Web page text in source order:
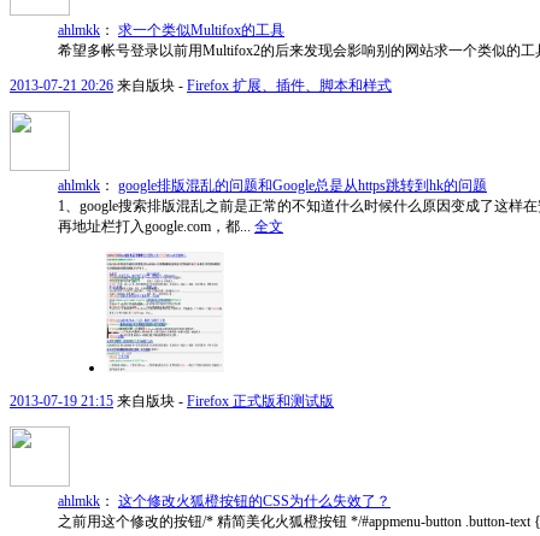
ahlmkk ： 求一个类似Multifox的工具
希望多帐号登录以前用Multifox2的后来发现会影响别的网站求一个类似的
2013-07-21 20:26 来自版块 - Firefox 扩展、插件、脚本和样式
ahlmkk ： google排版混乱的问题和Google总是从https跳转到hk的问题
1、google搜索排版混乱之前是正常的不知道什么时候什么原因变成了这样
再地址栏打入google.com，都... 全文
2013-07-19 21:15 来自版块 - Firefox 正式版和测试版
ahlmkk ： 这个修改火狐橙按钮的CSS为什么失效了？
之前用这个修改的按钮/* 精简美化火狐橙按钮 */#appmenu-button .button-text